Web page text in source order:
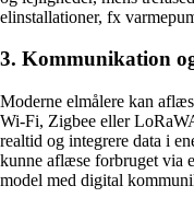
elinstallationer, fx
3. Kommunikation
Moderne elmålere kan
Wi-Fi, Zigbee eller
realtid og integrere data i
kunne aflæse forbruget via
model med digital